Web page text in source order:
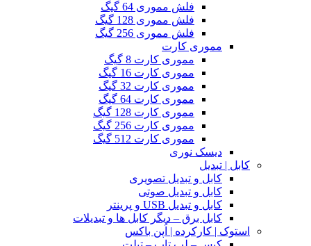
فلش مموری 64 گیگ
فلش مموری 128 گیگ
فلش مموری 256 گیگ
مموری کارت
مموری کارت 8 گیگ
مموری کارت 16 گیگ
مموری کارت 32 گیگ
مموری کارت 64 گیگ
مموری کارت 128 گیگ
مموری کارت 256 گیگ
مموری کارت 512 گیگ
دیسک نوری
کابل | تبدیل
کابل و تبدیل تصویری
کابل و تبدیل صوتی
کابل و تبدیل USB و پرینتر
کابل برق – دیگر کابل ها و تبدیلات
استوک | کارکرده | اُپن باکس